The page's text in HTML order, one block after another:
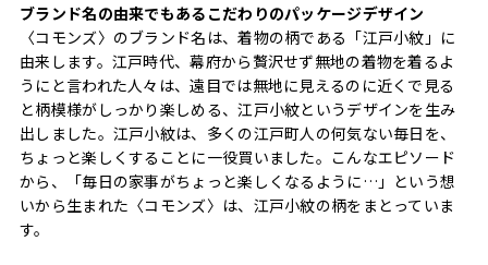
ブランド名の由来でもあるこだわりのパッケージデザイン
〈コモンズ〉のブランド名は、着物の柄である「江戸小紋」に
由来します。江戸時代、幕府から贅沢せず無地の着物を着るよ
うにと言われた人々は、遠目では無地に見えるのに近くで見る
と柄模様がしっかり楽しめる、江戸小紋というデザインを生み
出しました。江戸小紋は、多くの江戸町人の何気ない毎日を、
ちょっと楽しくすることに一役買いました。こんなエピソード
から、「毎日の家事がちょっと楽しくなるように…」という想
いから生まれた〈コモンズ〉は、江戸小紋の柄をまとっていま
す。